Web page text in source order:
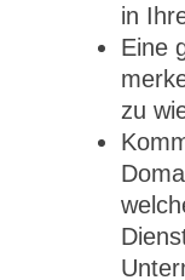
in
Eine
zu